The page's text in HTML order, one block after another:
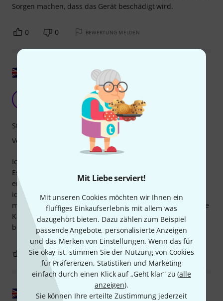
Mit Liebe serviert!
Mit unseren Cookies möchten wir Ihnen ein
fluffiges Einkaufserlebnis mit allem was
dazugehört bieten. Dazu zählen zum Beispiel
passende Angebote, personalisierte Anzeigen
und das Merken von Einstellungen. Wenn das für
Sie okay ist, stimmen Sie der Nutzung von Cookies
für Präferenzen, Statistiken und Marketing
einfach durch einen Klick auf „Geht klar“ zu (alle
anzeigen).
Sie können Ihre erteilte Zustimmung jederzeit
Sorgen machen, dass das Gerät beschädigt wird.
0 0 BEWERTUNG MELDEN
Einfach perfekt
Bob the piano player 09.01.2026
Ich habe es für das OnePlus XY gekauft und bin begeistert.
Es ist hochwertig verarbeitet und passt perfekt. Absolut
empfehlenswert! Es passt auch in ein Analog Case, was
ideal ist. Die Ecken können etwas scharfkantig sein, wenn
man es mit einem Case verwendet. Daher empfehle ich, die
Kanten etwas abzuschleifen, um das Case nicht zu
beschädigen.
Stabilität
Verarbeitung
0 BEWERTUNG MELDEN
Original zeigen